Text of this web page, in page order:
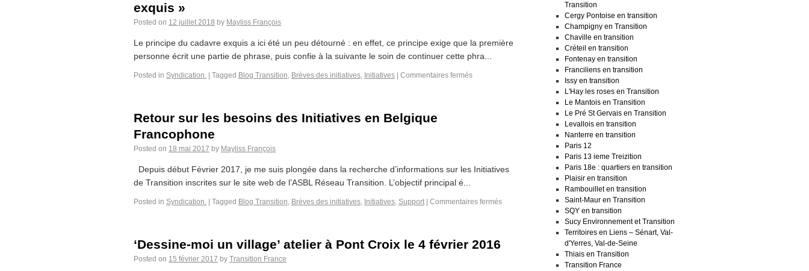
exquis »
Posted on 12 juillet 2018 by Mayliss François
Le principe du cadavre exquis a ici été un peu détourné : en effet, ce principe exige que la première
personne écrit une partie de phrase, puis confie à la suivante le soin de continuer cette phra...
Posted in Syndication. Tagged Blog Transition, Brèves des initiatives, Initiatives Commentaires fermés
Retour sur les besoins des Initiatives en Belgique
Francophone
Posted on 18 mai 2017 by Mayliss François
Depuis début Février 2017, je me suis plongée dans la recherche d’informations sur les Initiatives
de Transition inscrites sur le site web de l’ASBL Réseau Transition. L’objectif principal é...
Posted in Syndication. Tagged Blog Transition, Brèves des initiatives, Initiatives, Support Commentaires fermés
‘Dessine-moi un village’ atelier à Pont Croix le 4 février 2016
Posted on 15 février 2017 by Transition France
Transition
Cergy Pontoise en transition
Champigny en Transition
Chaville en transition
Créteil en transition
Fontenay en transition
Franciliens en transition
Issy en transition
L'Hay les roses en Transition
Le Mantois en Transition
Le Pré St Gervais en Transition
Levallois en transition
Nanterre en transition
Paris 12
Paris 13 ieme Treizition
Paris 18e : quartiers en transition
Plaisir en transition
Rambouillet en transition
Saint-Maur en Transition
SQY en transition
Sucy Environnement et Transition
Territoires en Liens – Sénart, Val-
d'Yerres, Val-de-Seine
Thiais en Transition
Transition France